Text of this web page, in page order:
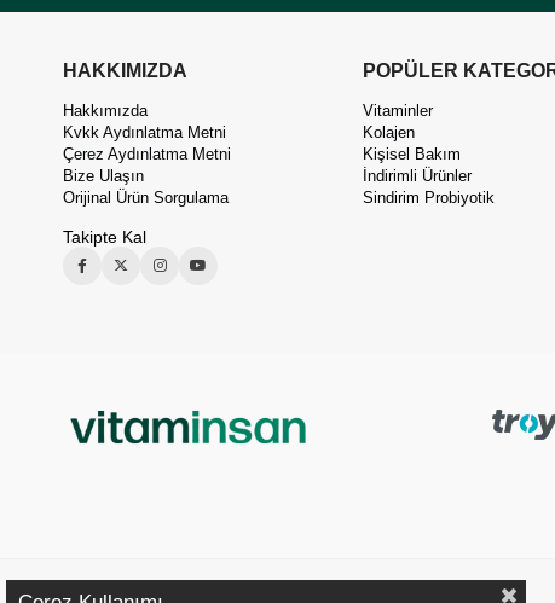
HAKKIMIZDA
Hakkımızda
Kvkk Aydınlatma Metni
Çerez Aydınlatma Metni
Bize Ulaşın
Orijinal Ürün Sorgulama
Takipte Kal
POPÜLER
Vitaminler
Kolajen
Kişisel Bakım
İndirimli Ürünler
Sindirim Probiyotik